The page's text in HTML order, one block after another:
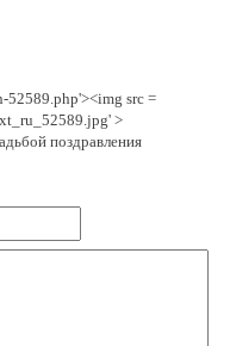
52589.php'><img src =
>
поздравления